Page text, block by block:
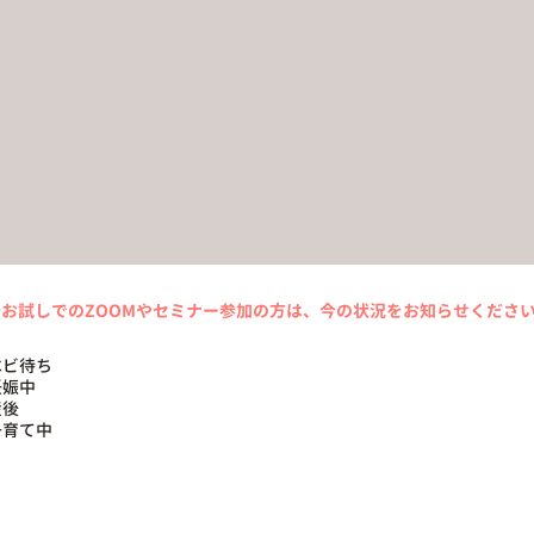
試しでのZOOMやセミナー参加の方は、今の状況をお知らせくださ
待ち
中
て中